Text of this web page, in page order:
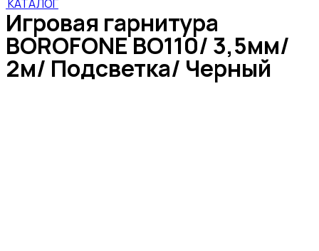
КАТАЛОГ
Игровая гарнитура
BOROFONE BO110/ 3,5мм/
2м/ Подсветка/ Черный